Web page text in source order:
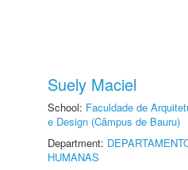
Suely Maciel
School: Faculdade de
e Design (Câmpus de Bauru)
Department:
HUMANAS